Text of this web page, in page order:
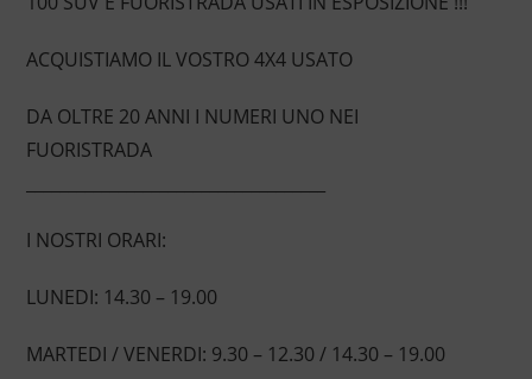
ACQUISTIAMO IL VOSTRO 4X4 USATO
DA OLTRE 20 ANNI I NUMERI UNO NEI
FUORISTRADA
I NOSTRI ORARI:
LUNEDI: 14.30 – 19.00
MARTEDI / VENERDI: 9.30 – 12.30 / 14.30 – 19.00